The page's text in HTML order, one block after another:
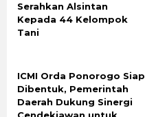
Serahkan Alsintan
Kepada 44 Kelompok
Tani
ICMI Orda Ponorogo Siap
Dibentuk, Pemerintah
Daerah Dukung Sinergi